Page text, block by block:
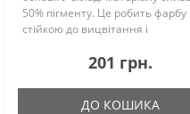
50% пігменту. Це робить фарбу
стійкою до вицвітання і
особливістю JVR є те, що до
201 грн.
ДО КОШИКА